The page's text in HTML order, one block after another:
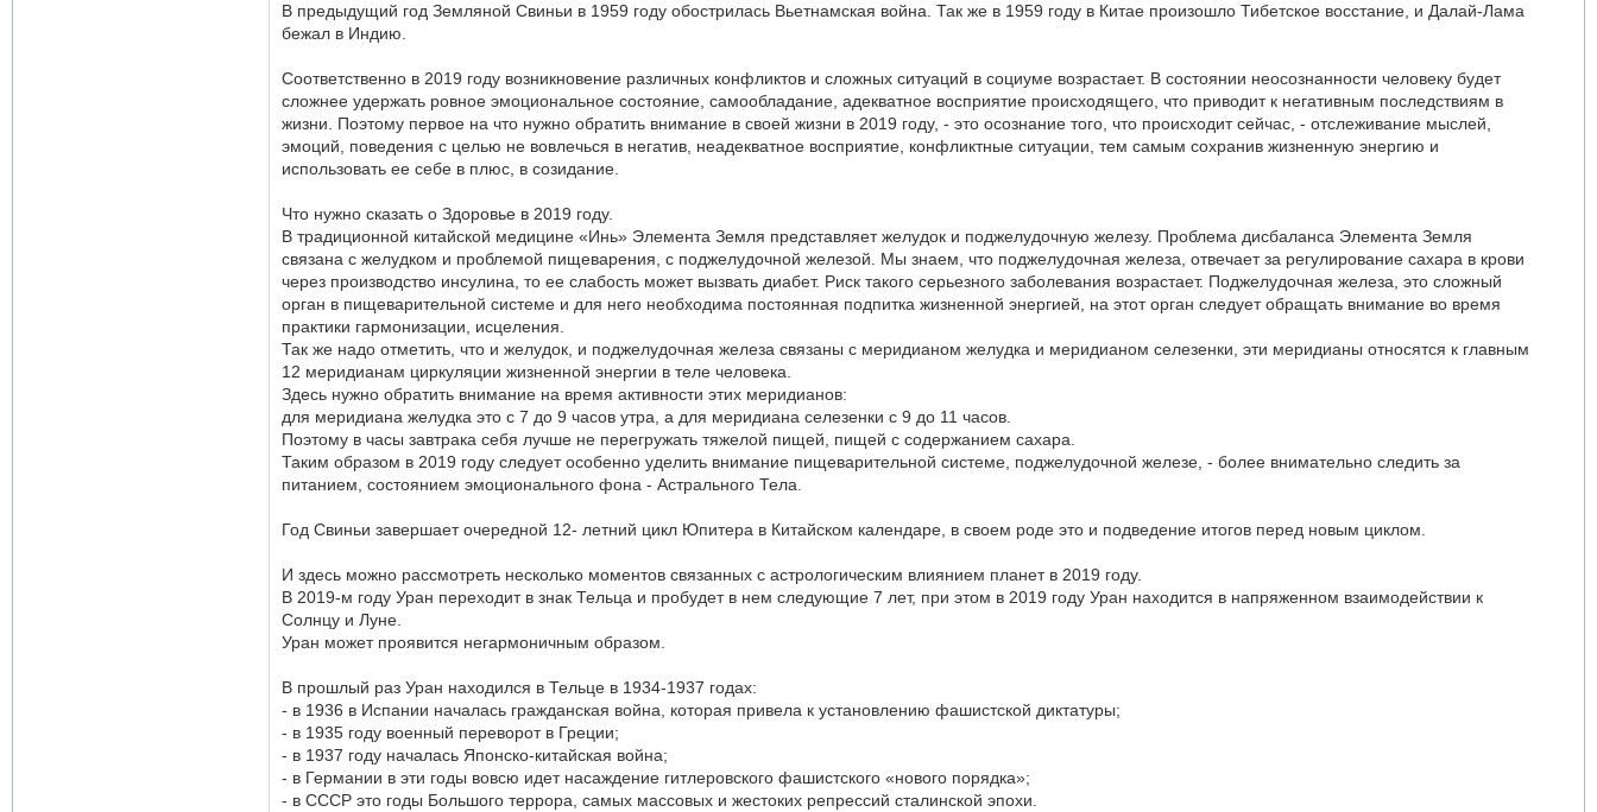
В предыдущий год Земляной Свиньи в 1959 году обострилась Вьетнамская война. Так же в 1959 году в Китае произошло Тибетское восстание, и Далай-Лама
бежал в Индию.
Соответственно в 2019 году возникновение различных конфликтов и сложных ситуаций в социуме возрастает. В состоянии неосознанности человеку будет
сложнее удержать ровное эмоциональное состояние, самообладание, адекватное восприятие происходящего, что приводит к негативным последствиям в
жизни. Поэтому первое на что нужно обратить внимание в своей жизни в 2019 году, - это осознание того, что происходит сейчас, - отслеживание мыслей,
эмоций, поведения с целью не вовлечься в негатив, неадекватное восприятие, конфликтные ситуации, тем самым сохранив жизненную энергию и
использовать ее себе в плюс, в созидание.
Что нужно сказать о Здоровье в 2019 году.
В традиционной китайской медицине «Инь» Элемента Земля представляет желудок и поджелудочную железу. Проблема дисбаланса Элемента Земля
связана с желудком и проблемой пищеварения, с поджелудочной железой. Мы знаем, что поджелудочная железа, отвечает за регулирование сахара в крови
через производство инсулина, то ее слабость может вызвать диабет. Риск такого серьезного заболевания возрастает. Поджелудочная железа, это сложный
орган в пищеварительной системе и для него необходима постоянная подпитка жизненной энергией, на этот орган следует обращать внимание во время
практики гармонизации, исцеления.
Так же надо отметить, что и желудок, и поджелудочная железа связаны с меридианом желудка и меридианом селезенки, эти меридианы относятся к главным
12 меридианам циркуляции жизненной энергии в теле человека.
Здесь нужно обратить внимание на время активности этих меридианов:
для меридиана желудка это с 7 до 9 часов утра, а для меридиана селезенки с 9 до 11 часов.
Поэтому в часы завтрака себя лучше не перегружать тяжелой пищей, пищей с содержанием сахара.
Таким образом в 2019 году следует особенно уделить внимание пищеварительной системе, поджелудочной железе, - более внимательно следить за
питанием, состоянием эмоционального фона - Астрального Тела.
Год Свиньи завершает очередной 12- летний цикл Юпитера в Китайском календаре, в своем роде это и подведение итогов перед новым циклом.
И здесь можно рассмотреть несколько моментов связанных с астрологическим влиянием планет в 2019 году.
В 2019-м году Уран переходит в знак Тельца и пробудет в нем следующие 7 лет, при этом в 2019 году Уран находится в напряженном взаимодействии к
Солнцу и Луне.
Уран может проявится негармоничным образом.
В прошлый раз Уран находился в Тельце в 1934-1937 годах:
- в 1936 в Испании началась гражданская война, которая привела к установлению фашистской диктатуры;
- в 1935 году военный переворот в Греции;
- в 1937 году началась Японско-китайская война;
- в Германии в эти годы вовсю идет насаждение гитлеровского фашистского «нового порядка»;
- в СССР это годы Большого террора, самых массовых и жестоких репрессий сталинской эпохи.